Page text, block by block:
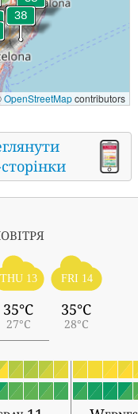
OpenStreetMapcontributors
THU 13
35°C
27°C
FRI 14
35°C
28°C